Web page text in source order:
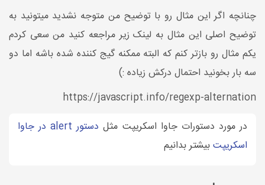
چنانچه اگر این مثال رو با توضیح من متوجه نشدید میتونید به
توضیح اصلی این مثال به لینک زیر مراجعه کنید من سعی کردم
یکم مثال رو بازتر کنم که البته ممکنه گیج کننده شده باشه اما دو
سه بار بخونید احتمال درکش زیاده :)
https://javascript.info/regexp-alternation
در مورد دستورات جاوا اسکریپت مثل
دستور alert در جاوا
اسکریپتبیشتر بدانیم